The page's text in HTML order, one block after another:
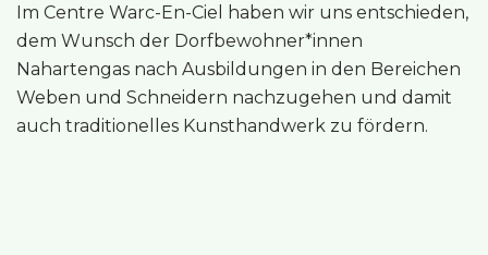
Im Centre Warc-En-Ciel haben wir uns entschieden,
dem Wunsch der Dorfbewohner*innen
Nahartengas nach Ausbildungen in den Bereichen
Weben und Schneidern nachzugehen und damit
auch traditionelles Kunsthandwerk zu fördern.